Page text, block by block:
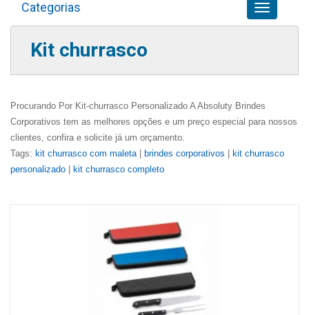
Toggle
navigation
Categorias
Kit churrasco
Procurando Por Kit-churrasco Personalizado A Absoluty Brindes
Corporativos tem as melhores opções e um preço especial para nossos
clientes, confira e solicite já um orçamento.
Tags: kit churrasco com maleta| brindes corporativos
kit churrasco
personalizado
kit churrasco completo